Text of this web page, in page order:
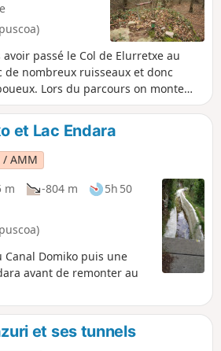
passé le Col de Elurretxe au
de nombreux ruisseaux et donc
Lors du parcours on monte
Arburu, Sardinola et
et Lac Endara
AMM
m -804 m
5h 50
Domiko puis une
avant de remonter au
et ses tunnels